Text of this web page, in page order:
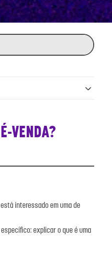
VENDA?
interessado em uma de
explicar o que é uma